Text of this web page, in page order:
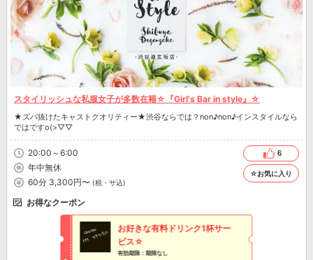
スタイリッシュな私服女子が多数在籍☆『Girl's Bar in style』☆
★ズバ抜けたキャストクオリティー★渋谷ならでは？non♪non♪インスタイルなら
ではですo(>▽▽
20:00～6:00
年中無休
60分 3,300円〜 (税・サ込)
6
☆お気に入り
お得なクーポン
お好きな有料ドリンク1杯サー
ビス☆
有効期限：期限なし